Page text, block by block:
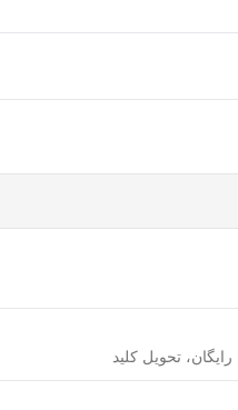
قفسه های چوبی و کمد
علت همین ظرافت هاست که
و مشورت به مشتری سعی می کند
تحویل کلید